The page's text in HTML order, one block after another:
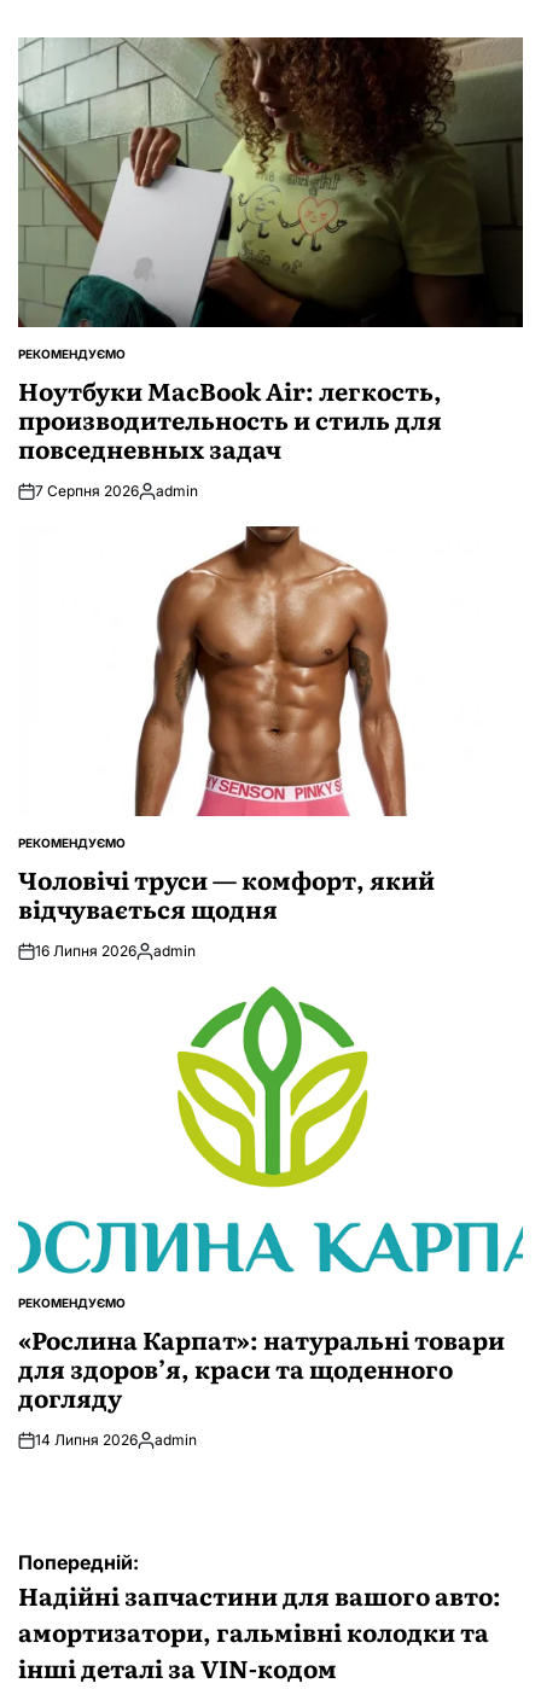
ОПУБЛІКУВАТИ
РЕКОМЕНДУЄМО
Ноутбуки MacBook Air: легкость,
производительность и стиль для
повседневных задач
7 Серпня 2026Опубліковано
admin
ОПУБЛІКУВАТИ
РЕКОМЕНДУЄМО
Чоловічі труси — комфорт, який
відчувається щодня
16 Липня 2026Опубліковано
admin
ОПУБЛІКУВАТИ
РЕКОМЕНДУЄМО
«Рослина Карпат»: натуральні товари
для здоров’я, краси та щоденного
догляду
14 Липня 2026Опубліковано
admin
Навігація
записів
Попередній:
Надійні запчастини для вашого авто:
амортизатори, гальмівні колодки та
інші деталі за VIN-кодом